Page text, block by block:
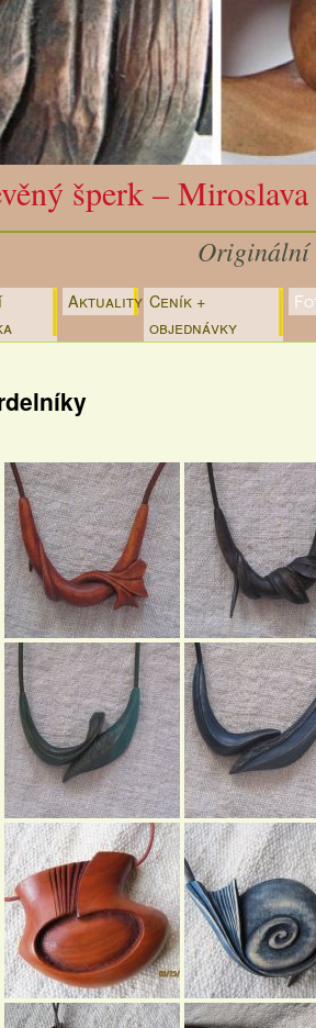
šperk –
Originální
Aktuality Ceník +
objednávky